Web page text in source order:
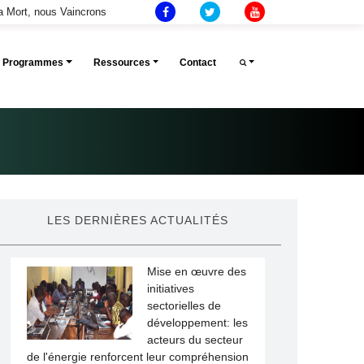
Mort, nous Vaincrons
Programmes Ressources Contact
LES DERNIÈRES ACTUALITÉS
Mise en œuvre des
initiatives
sectorielles de
développement: les
acteurs du secteur
de l'énergie renforcent leur compréhension